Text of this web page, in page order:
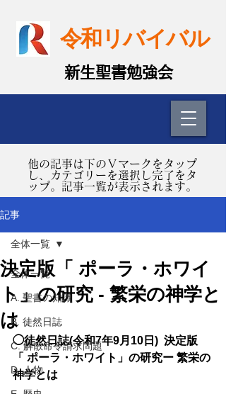
令和リバイバル
​新生聖書勉強会
​他の記事は下のＶマークをタップ
し、カテゴリーを選択し完了をタ
ップ。記事一覧が表示されます。
記事
全体一覧
A. 聖書の知識
B. 徒然日誌
C. 解散命令請求問題
D. 人物
全体一覧
決定版「 ポーラ・ホワイ
ト」の研究 - 繁栄の神学と
は
◯徒然日誌(令和7年9月10日)  決定版
「 ポーラ・ホワイト」の研究ー 繁栄の
神学とは